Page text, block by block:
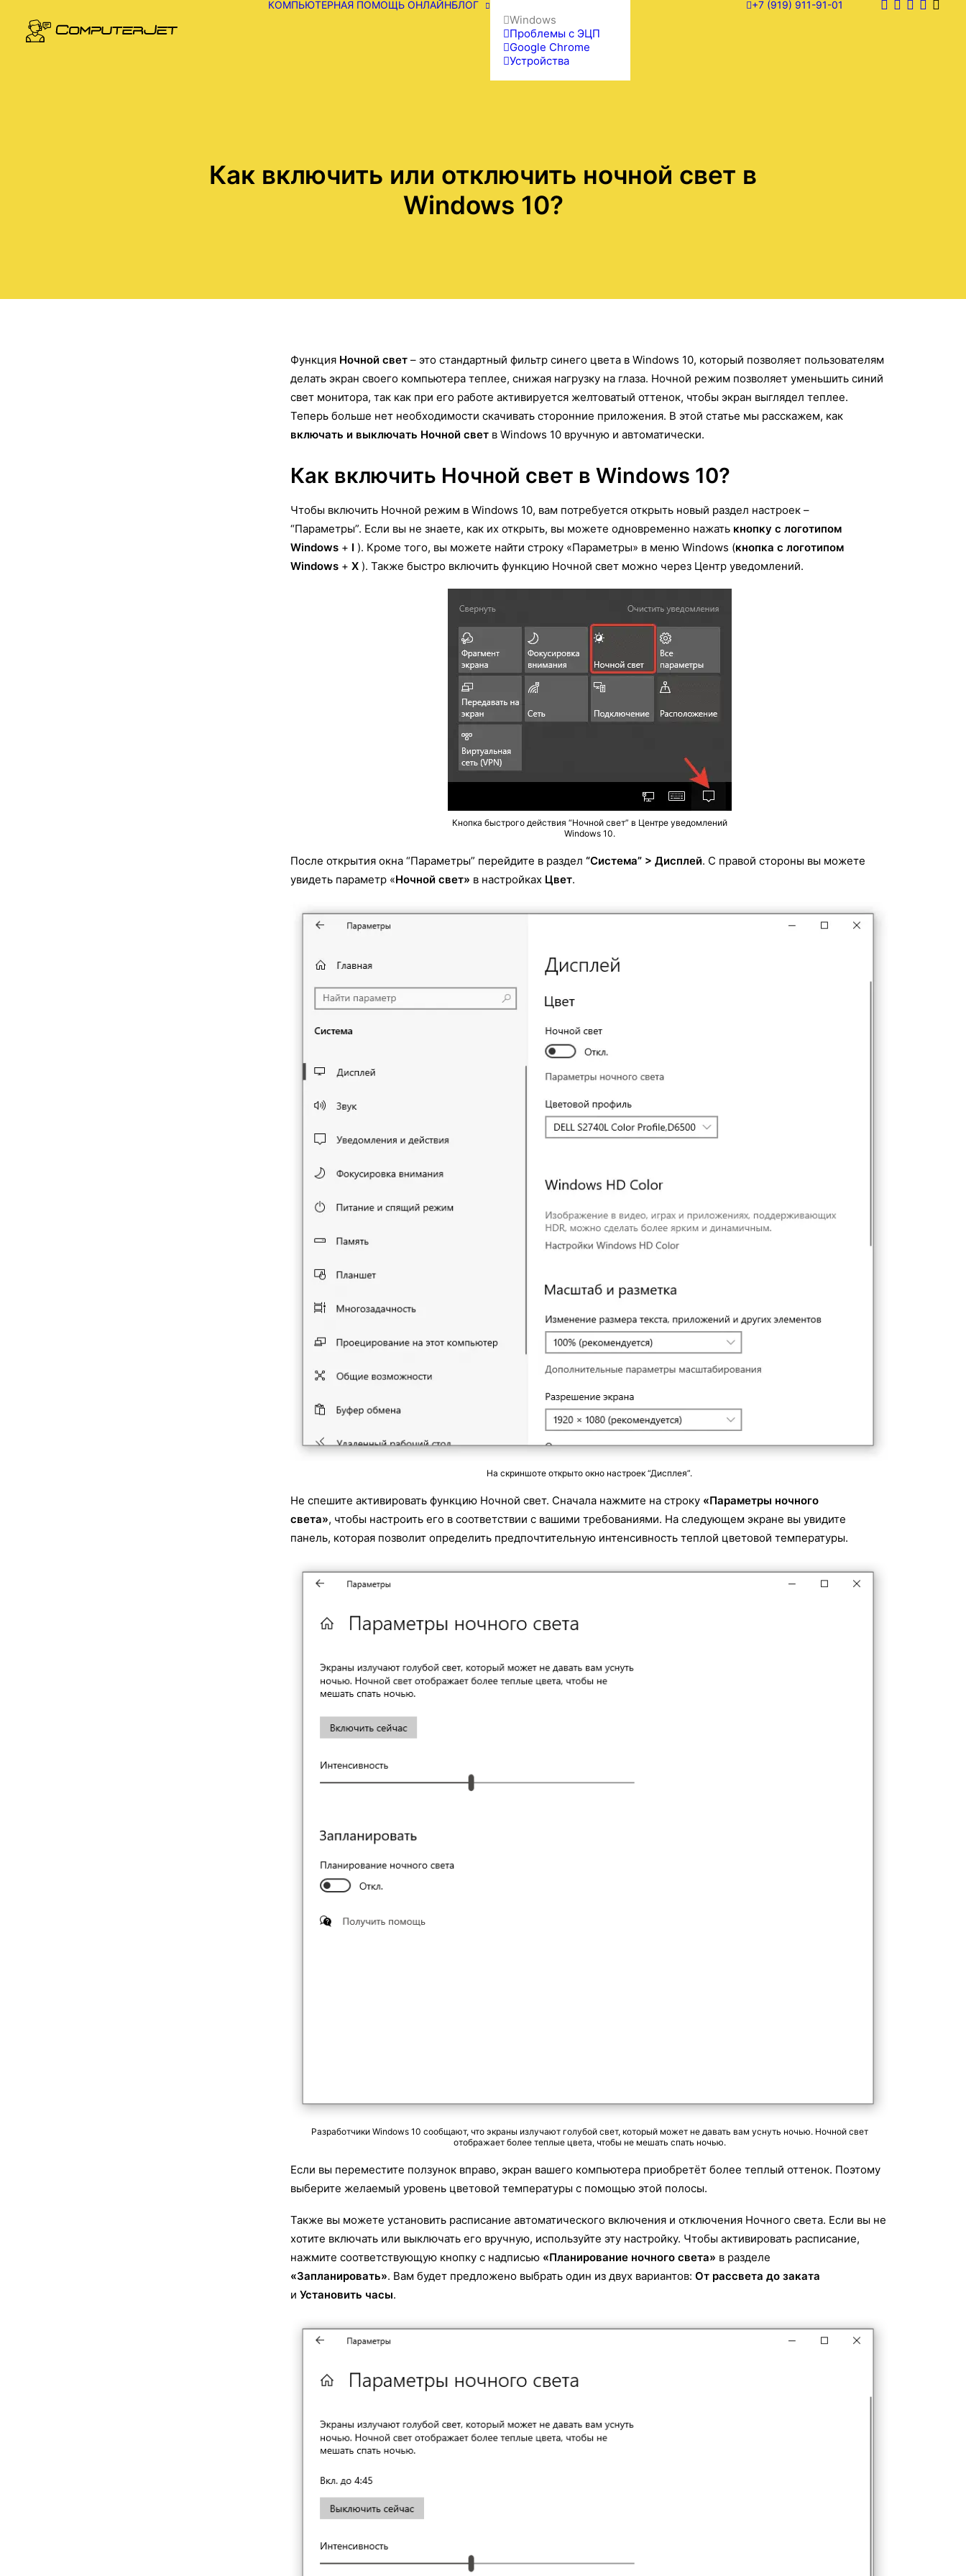
КОМПЬЮТЕРНАЯ ПОМОЩЬ ОНЛАЙНБЛОГ
Windows
Проблемы с ЭЦП
Google Chrome
Устройства
+7 (919) 911-91-01
Как включить или отключить ночной свет в
Windows 10?
Функция Ночной свет – это стандартный фильтр синего цвета в Windows 10, который позволяет пользователям
делать экран своего компьютера теплее, снижая нагрузку на глаза. Ночной режим позволяет уменьшить синий
свет монитора, так как при его работе активируется желтоватый оттенок, чтобы экран выглядел теплее.
Теперь больше нет необходимости скачивать сторонние приложения. В этой статье мы расскажем, как
включать и выключать Ночной свет в Windows 10 вручную и автоматически.
Как включить Ночной свет в Windows 10?
Чтобы включить Ночной режим в Windows 10, вам потребуется открыть новый раздел настроек –
“Параметры”. Если вы не знаете, как их открыть, вы можете одновременно нажать кнопку с логотипом
Windows + I ). Кроме того, вы можете найти строку «Параметры» в меню Windows (кнопка с логотипом
Windows + X ). Также быстро включить функцию Ночной свет можно через Центр уведомлений.
Кнопка быстрого действия “Ночной свет” в Центре уведомлений
Windows 10.
После открытия окна “Параметры” перейдите в раздел “Система” > Дисплей. С правой стороны вы можете
увидеть параметр «Ночной свет» в настройках Цвет.
На скриншоте открыто окно настроек “Дисплея”.
Не спешите активировать функцию Ночной свет. Сначала нажмите на строку «Параметры ночного
света», чтобы настроить его в соответствии с вашими требованиями. На следующем экране вы увидите
панель, которая позволит определить предпочтительную интенсивность теплой цветовой температуры.
Разработчики Windows 10 сообщают, что экраны излучают голубой свет, который может не давать вам уснуть ночью. Ночной свет
отображает более теплые цвета, чтобы не мешать спать ночью.
Если вы переместите ползунок вправо, экран вашего компьютера приобретёт более теплый оттенок. Поэтому
выберите желаемый уровень цветовой температуры с помощью этой полосы.
Также вы можете установить расписание автоматического включения и отключения Ночного света. Если вы не
хотите включать или выключать его вручную, используйте эту настройку. Чтобы активировать расписание,
нажмите соответствующую кнопку с надписью «Планирование ночного света» в разделе
«Запланировать». Вам будет предложено выбрать один из двух вариантов: От рассвета до заката
и Установить часы.